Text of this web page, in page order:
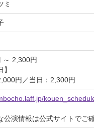
ミ
～ 2,300円
】
円／当日：2,300円
演情報は公式サイトでご